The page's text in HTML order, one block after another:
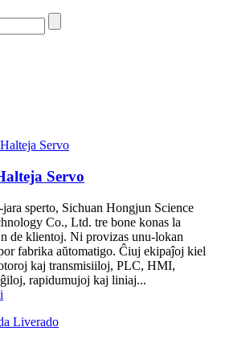
Servo
sperto, Sichuan Hongjun Science
Co., Ltd. tre bone konas la
de klientoj. Ni provizas unu-lokan
fabrika aŭtomatigo. Ĉiuj ekipaĵoj kiel
kaj transmisiiloj, PLC, HMI,
rapidumujoj kaj liniaj...